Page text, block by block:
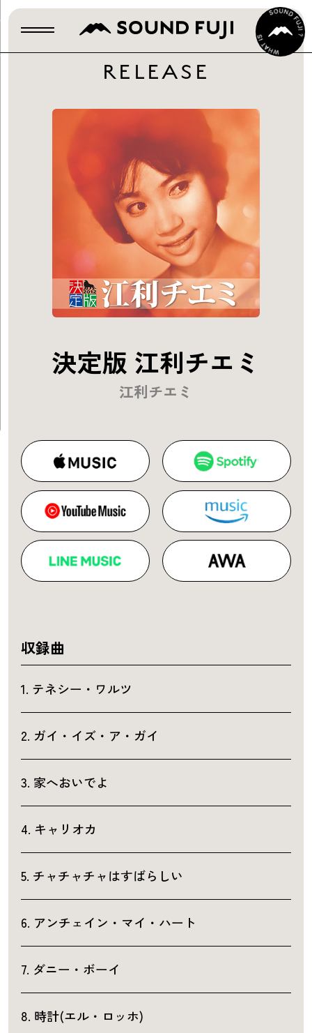
RELEASE
決定版 江利チエミ
江利チエミ
収録曲
1. テネシー・ワルツ
2. ガイ・イズ・ア・ガイ
3. 家へおいでよ
4. キャリオカ
5. チャチャチャはすばらしい
6. アンチェイン・マイ・ハート
7. ダニー・ボーイ
8. 時計(エル・ロッホ)